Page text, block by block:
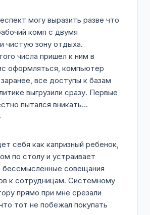
могу выразить разве что
комп с двумя
чистую зону отдыха.
числа пришел к ним в
оформляться, компьютер
все доступы к базам
выгрузили сразу. Первые
пытался вникать...
себя как капризный ребенок,
по столу и устраивает
бессмысленные совещания
к сотрудницам. Системному
прямо при мне срезали
тот не побежал покупать